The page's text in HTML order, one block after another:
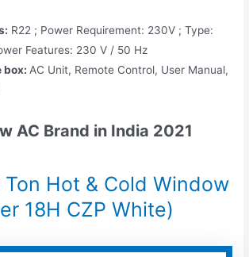
R22 ; Power Requirement: 230V ; Type:
Features: 230 V / 50 Hz
box: AC Unit, Remote Control, User Manual,
AC Brand in India 2021
Ton Hot & Cold Window
18H CZP White)